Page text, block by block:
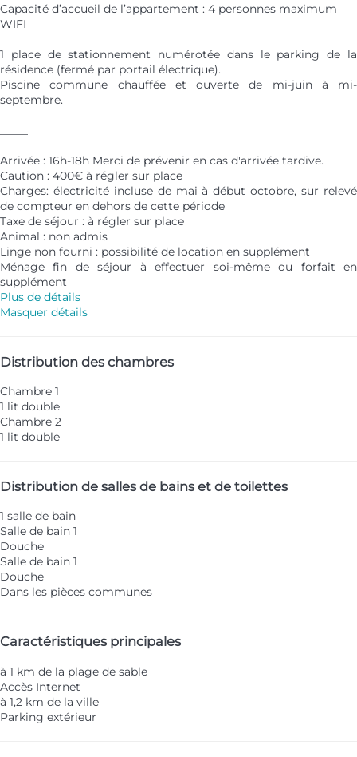
Capacité d’accueil de l’appartement : 4 personnes maximum
WIFI
1 place de stationnement numérotée dans le parking de la
résidence (fermé par portail électrique).
Piscine commune chauffée et ouverte de mi-juin à mi-
septembre.
Arrivée : 16h-18h Merci de prévenir en cas d'arrivée tardive.
Caution : 400€ à régler sur place
Charges: électricité incluse de mai à début octobre, sur relevé
de compteur en dehors de cette période
Taxe de séjour : à régler sur place
Animal : non admis
Linge non fourni : possibilité de location en supplément
Ménage fin de séjour à effectuer soi-même ou forfait en
supplément
Plus de détails
Masquer détails
Distribution des chambres
Chambre 1
1 lit double
Chambre 2
1 lit double
Distribution de salles de bains et de toilettes
1 salle de bain
Salle de bain 1
Douche
Salle de bain 1
Douche
Dans les pièces communes
Caractéristiques principales
à 1 km de la plage de sable
Accès Internet
à 1,2 km de la ville
Parking extérieur